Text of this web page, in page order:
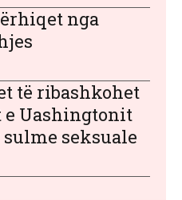
nga
të ribashkohet
e Uashingtonit
seksuale